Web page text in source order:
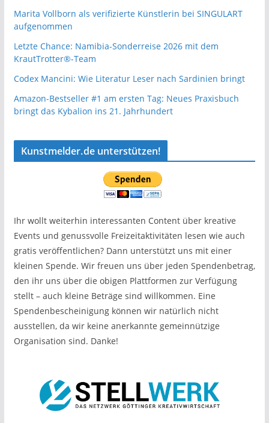
Marita Vollborn als verifizierte Künstlerin bei SINGULART
aufgenommen
Letzte Chance: Namibia-Sonderreise 2026 mit dem
KrautTrotter®-Team
Codex Mancini: Wie Literatur Leser nach Sardinien bringt
Amazon-Bestseller #1 am ersten Tag: Neues Praxisbuch
bringt das Kybalion ins 21. Jahrhundert
Kunstmelder.de unterstützen!
Ihr wollt weiterhin interessanten Content über kreative
Events und genussvolle Freizeitaktivitäten lesen wie auch
gratis veröffentlichen? Dann unterstützt uns mit einer
kleinen Spende. Wir freuen uns über jeden Spendenbetrag,
den ihr uns über die obigen Plattformen zur Verfügung
stellt – auch kleine Beträge sind willkommen. Eine
Spendenbescheinigung können wir natürlich nicht
ausstellen, da wir keine anerkannte gemeinnützige
Organisation sind. Danke!